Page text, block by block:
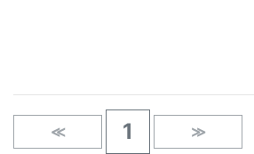
≪ 1 ≫